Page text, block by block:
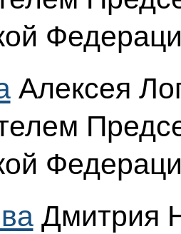
Алексея
Дмитрия